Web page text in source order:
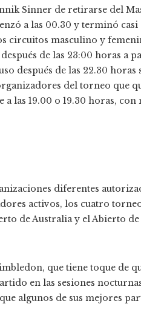
Sinner de retirarse del
a las 00.30 y terminó casi
circuitos masculino y
de las 23:00 horas a
después de las 22.30 horas
del torneo que
las 19.00 o 19.30 horas,
diferentes
activos, los cuatro
de Australia y el Abierto
que tiene toque de
en las sesiones
algunos de sus mejores